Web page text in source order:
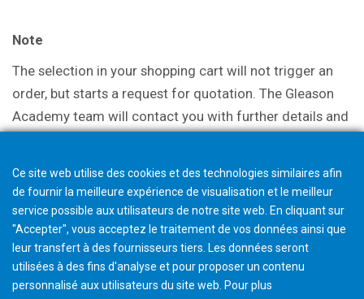
Note
The selection in your shopping cart will not trigger an
order, but starts a request for quotation. The Gleason
Academy team will contact you with further details and
Ce site web utilise des cookies et des technologies similaires afin
de fournir la meilleure expérience de visualisation et le meilleur
service possible aux utilisateurs de notre site web. En cliquant sur
"Accepter", vous acceptez le traitement de vos données ainsi que
leur transfert à des fournisseurs tiers. Les données seront
utilisées à des fins d'analyse et pour proposer un contenu
personnalisé aux utilisateurs du site web. Pour plus